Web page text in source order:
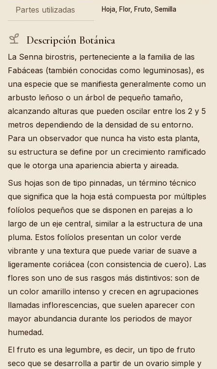
Partes utilizadas Hoja, Flor, Fruto, Semilla
Descripción Botánica
La Senna birostris, perteneciente a la familia de las
Fabáceas (también conocidas como leguminosas), es
una especie que se manifiesta generalmente como un
arbusto leñoso o un árbol de pequeño tamaño,
alcanzando alturas que pueden oscilar entre los 2 y 5
metros dependiendo de la densidad de su entorno.
Para un observador que nunca ha visto esta planta,
su estructura se define por un crecimiento ramificado
que le otorga una apariencia abierta y aireada.
Sus hojas son de tipo pinnadas, un término técnico
que significa que la hoja está compuesta por múltiples
folíolos pequeños que se disponen en parejas a lo
largo de un eje central, similar a la estructura de una
pluma. Estos folíolos presentan un color verde
vibrante y una textura que puede variar de suave a
ligeramente coriácea (con consistencia de cuero). Las
flores son uno de sus rasgos más distintivos: son de
un color amarillo intenso y crecen en agrupaciones
llamadas inflorescencias, que suelen aparecer con
mayor abundancia durante los periodos de mayor
humedad.
El fruto es una legumbre, es decir, un tipo de fruto
seco que se desarrolla a partir de un ovario simple y